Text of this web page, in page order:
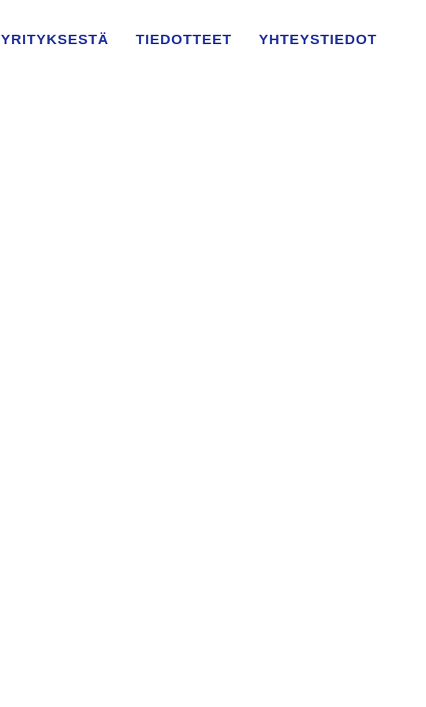
YRITYKSESTÄ TIEDOTTEET YHTEYSTIEDOT